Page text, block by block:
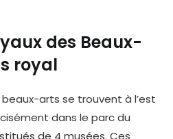
des Beaux-
royal
arts se trouvent à l’est
dans le parc du